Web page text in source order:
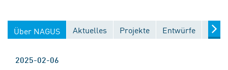
Über NAGUS Aktuelles Projekte Entwürfe
2025-02-06